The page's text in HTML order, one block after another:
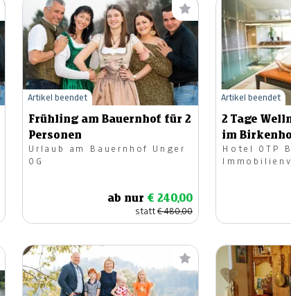
Frühling am Bauernhof für 2
Personen
Urlaub am Bauernhof Unger
OG
ab nur € 240,00
statt€ 480,00
Artikel beendet
2 Tage
im
Hotel OTP
Artikel beendet